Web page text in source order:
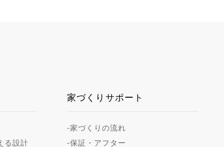
る設計
家づくりサポート
-家づくりの流れ
-保証・アフター